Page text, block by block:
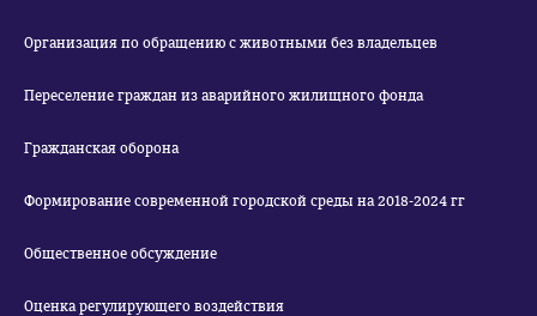
Организация по обращению с животными без владельцев
Переселение граждан из аварийного жилищного фонда
Гражданская оборона
Формирование современной городской среды на 2018-2024 гг
Общественное обсуждение
Оценка регулирующего воздействия